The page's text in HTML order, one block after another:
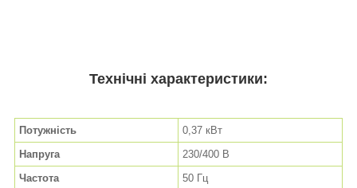
Технічні характеристики:
Потужність
0,37 кВт
Напруга
230/400 В
Частота
50 Гц